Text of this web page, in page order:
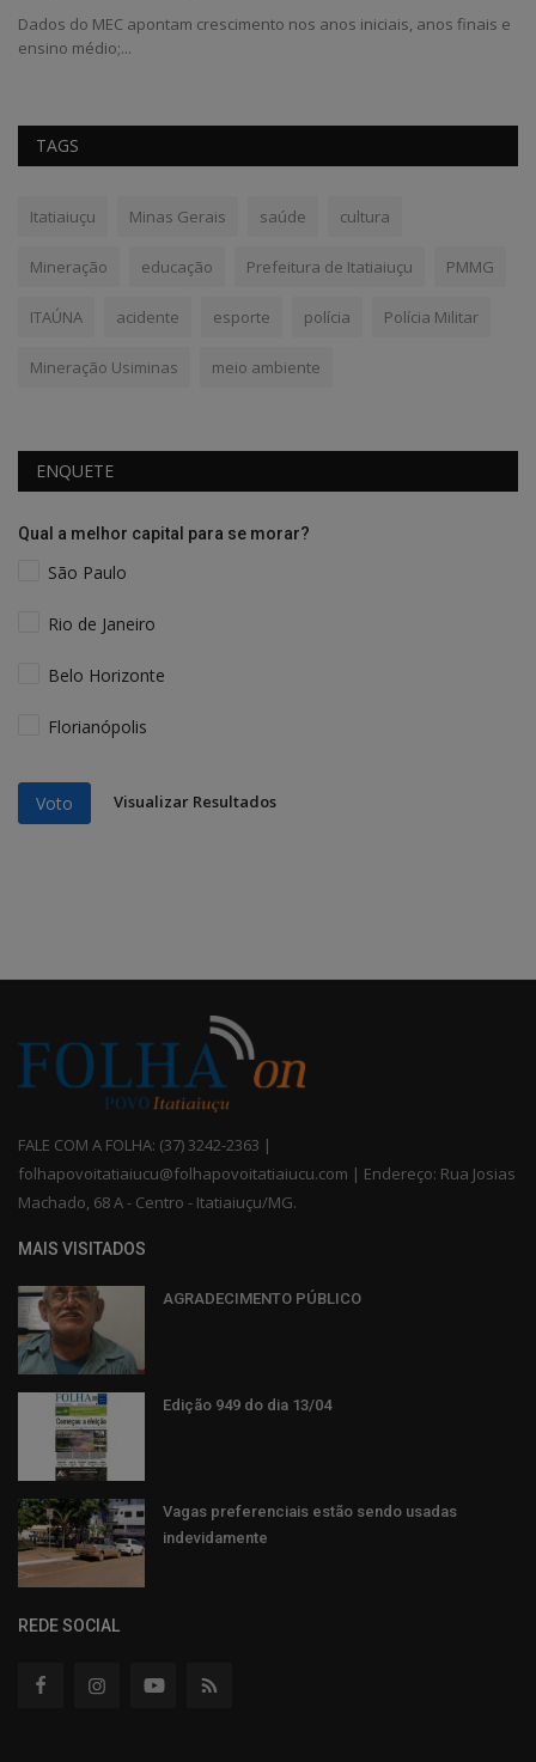
Dados do MEC apontam crescimento nos anos iniciais, anos finais e
ensino médio;...
TAGS
Itatiaiuçu Minas Gerais saúde cultura
Mineração educação Prefeitura de Itatiaiuçu PMMG
ITAÚNA acidente esporte polícia Polícia Militar
Mineração Usiminas meio ambiente
ENQUETE
Qual a melhor capital para se morar?
São Paulo
Rio de Janeiro
Belo Horizonte
Florianópolis
Voto Visualizar Resultados
FALE COM A FOLHA: (37) 3242-2363 |
folhapovoitatiaiucu@folhapovoitatiaiucu.com | Endereço: Rua Josias
Machado, 68 A - Centro - Itatiaiuçu/MG.
MAIS VISITADOS
AGRADECIMENTO PÚBLICO
Edição 949 do dia 13/04
Vagas preferenciais estão sendo usadas
indevidamente
REDE SOCIAL